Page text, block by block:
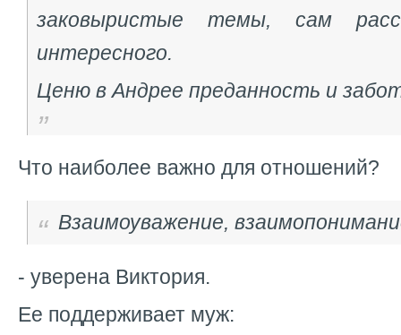
заковыристые темы, сам
интересного.
Ценю в Андрее преданность и
Что наиболее важно для отношений?
Взаимоуважение,
- уверена Виктория.
Ее поддерживает муж: